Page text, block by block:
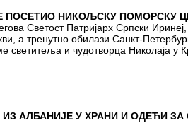
ПОСЕТИО НИКОЉСКУ ПОМОРСКУ
Светост Патријарх Српски Иринеј,
а тренутно обилази Санкт-
светитеља и чудотворца Николаја у
АЛБАНИЈЕ У ХРАНИ И ОДЕЋИ